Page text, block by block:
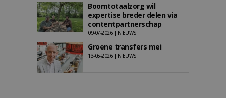
Boomtotaalzorg wil
expertise breder delen via
contentpartnerschap
09-07-2026 | NIEUWS
Groene transfers mei
13-05-2026 | NIEUWS